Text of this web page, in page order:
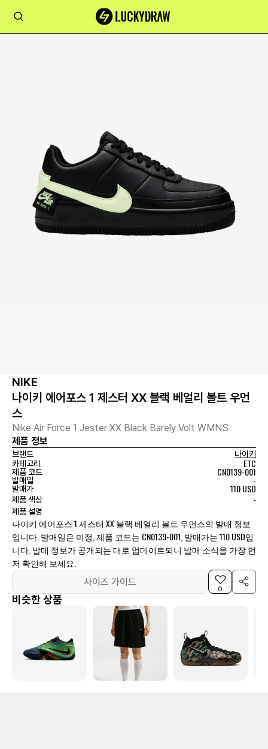
NIKE
나이키 에어포스 1 제스터 XX 블랙 베얼리 볼트 우먼
스
Nike Air Force 1 Jester XX Black Barely Volt WMNS
제품 정보
브랜드
나이키
카테고리
ETC
제품 코드 CN0139-001
발매일 -
발매가 110 USD
제품 색상 -
제품 설명
나이키 에어포스 1 제스터 XX 블랙 베얼리 볼트 우먼스의 발매 정보
입니다. 발매일은 미정, 제품 코드는 CN0139-001, 발매가는 110 USD입
니다. 발매 정보가 공개되는 대로 업데이트되니 발매 소식을 가장 먼
저 확인해 보세요.
사이즈 가이드
0
비슷한 상품